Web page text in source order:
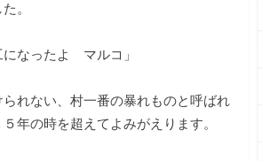
。
になったよ マルコ」
れない、村一番の暴れものと呼ばれ
年の時を超えてよみがえります。